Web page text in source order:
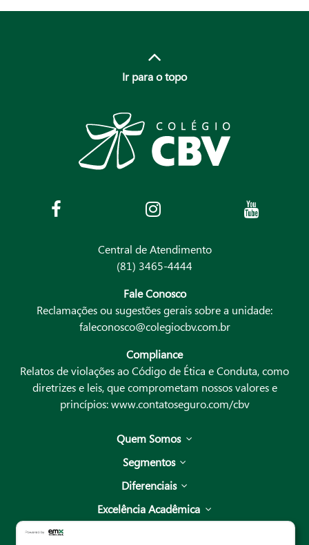
Ir para o topo
Central de Atendimento
(81) 3465-4444
Fale Conosco
Reclamações ou sugestões gerais sobre a unidade:
faleconosco@colegiocbv.com.br
Compliance
Relatos de violações ao Código de Ética e Conduta, como
diretrizes e leis, que comprometam nossos valores e
princípios:www.contatoseguro.com/cbv
Quem Somos
Segmentos
Diferenciais
Excelência Acadêmica